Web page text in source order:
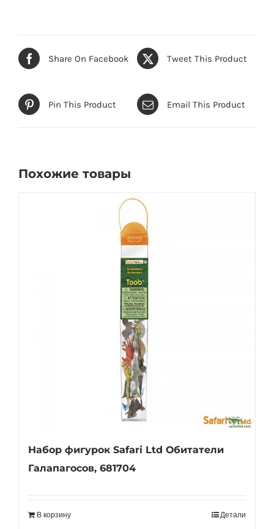
Share On Facebook Tweet This Product
Pin This Product Email This Product
Похожие товары
Набор фигурок Safari Ltd Обитатели
Галапагосов, 681704
В корзину Детали